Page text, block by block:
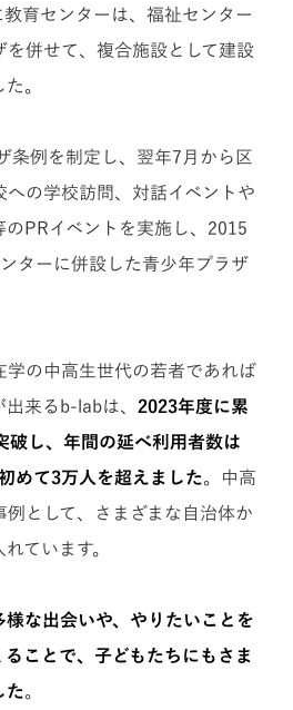
育センターは、福祉センター
を併せて、複合施設として建設
。
条例を制定し、翌年7月から区
への学校訪問、対話イベントや
のPRイベントを実施し、2015
ターに併設した青少年プラザ
学の中高生世代の若者であれば
来るb-labは、 2023年度に累
破し、年間の延べ利用者数は
めて3万人を超えました。中高
として、さまざまな自治体か
ています。
様な出会いや、やりたいことを
ことで、子どもたちにもさま
た。